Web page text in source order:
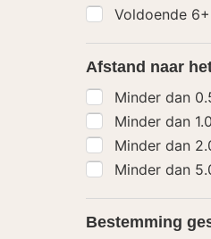
Voldoende 6+
Afstand naar
Minder dan
Minder dan
Minder dan
Minder dan
Bestemming